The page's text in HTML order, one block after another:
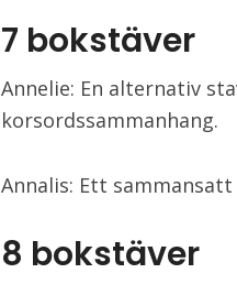
7 bokstäver
Annelie: En alternativ
korsordssammanhang.
Annalis: Ett
8 bokstäver